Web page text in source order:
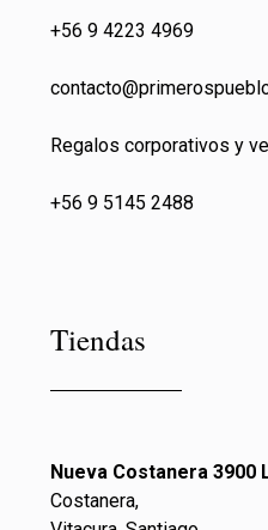
+56 9 4223 4969
contacto@primeros
Regalos corporativos y
+56 9 5145 2488
Tiendas
Nueva Costanera 3900
Costanera,